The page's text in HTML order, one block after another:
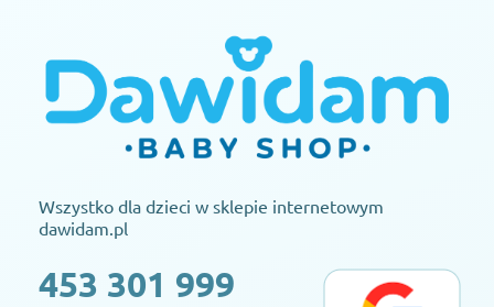
Wszystko dla dzieci w sklepie internetowym
dawidam.pl
453 301 999